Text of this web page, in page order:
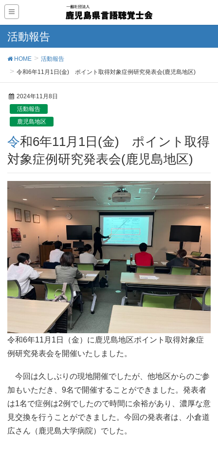
活動報告
HOME
活動報告
令和6年11月1日(金) ポイント取得対象症例研究発表会(鹿児島地区)
2024年11月8日
活動報告
鹿児島地区
令和6年11月1日(金) ポイント取得
対象症例研究発表会(鹿児島地区)
令和6年11月1日（金）に鹿児島地区ポイント取得対象症
例研究発表会を開催いたしました。
今回は久しぶりの現地開催でしたが、他地区からのご参
加もいただき、9名で開催することができました。発表者
は1名で症例は2例でしたので時間に余裕があり、濃厚な意
見交換を行うことができました。今回の発表者は、小倉道
広さん（鹿児島大学病院）でした。